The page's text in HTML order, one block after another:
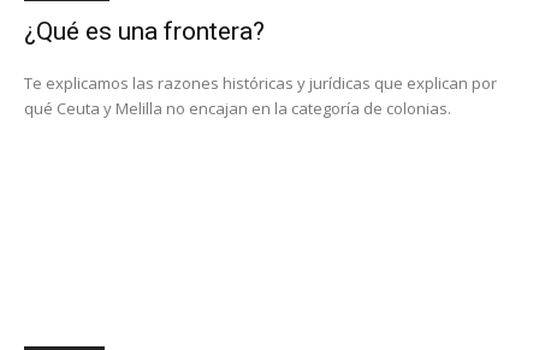
¿Qué es una frontera?
Te explicamos las razones históricas y jurídicas que explican por
qué Ceuta y Melilla no encajan en la categoría de colonias.